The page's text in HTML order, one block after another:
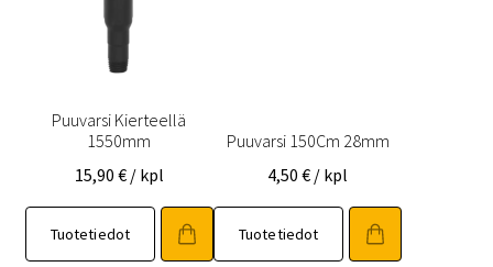
Puuvarsi Kierteellä
1550mm
15,90 € / kpl
Tuotetiedot
Puuvarsi 150Cm 28mm
4,50€ / kpl
Tuotetiedot